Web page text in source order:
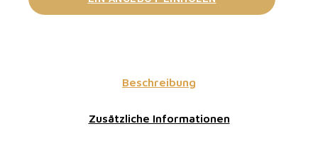
Beschreibung
Zusätzliche Informationen